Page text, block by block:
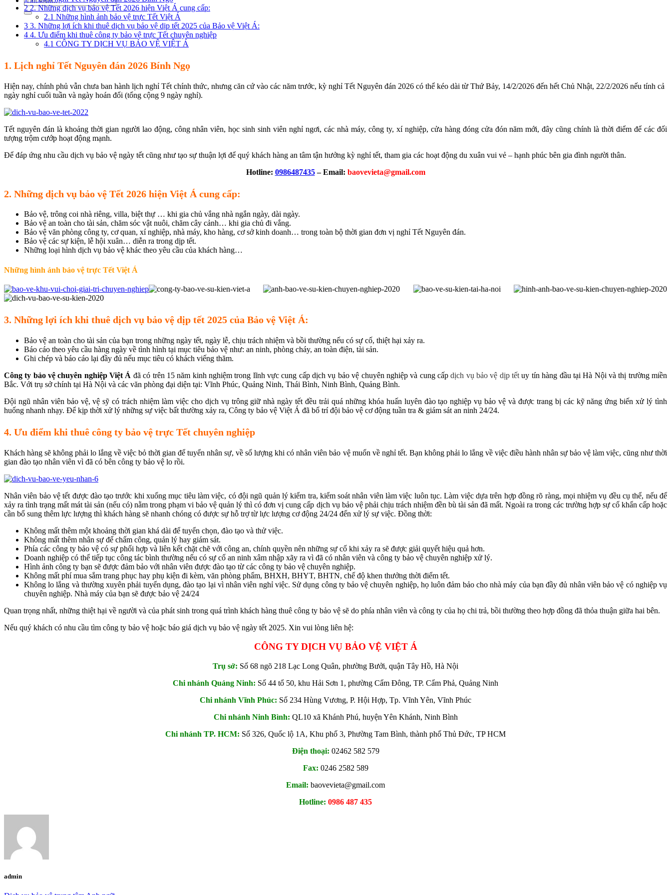
22. Những dịch vụ bảo vệ Tết 2026 hiện Việt Á cung cấp:
2.1 Những hình ảnh bảo vệ trực Tết Việt Á
3 3. Những lợi ích khi thuê dịch vụ bảo vệ dịp tết 2025 của Bảo vệ Việt Á:
4 4. Ưu điểm khi thuê công ty bảo vệ trực Tết chuyên nghiệp
4.1 CÔNG TY DỊCH VỤ BẢO VỆ VIỆT Á
1. Lịch nghỉ Tết Nguyên đán 2026 Bính Ngọ
Hiện nay, chính phủ vẫn chưa ban hành lịch nghỉ Tết chính thức, nhưng căn cứ vào các năm trước, kỳ nghỉ Tết Nguyên đán 2026 có thể kéo dài từ Thứ Bảy, 14/2/2026 đến hết Chủ Nhật, 22/2/2026 nếu tính cả
ngày nghỉ cuối tuần và ngày hoán đổi (tổng cộng 9 ngày nghỉ).
Tết nguyên đán là khoảng thời gian người lao động, công nhân viên, học sinh sinh viên nghỉ ngơi, các nhà máy, công ty, xí nghiệp, cửa hàng đóng cửa đón năm mới, đây cũng chính là thời điểm để các đối
tượng trộm cướp hoạt động mạnh.
Để đáp ứng nhu cầu dịch vụ bảo vệ ngày tết cũng như tạo sự thuận lợi để quý khách hàng an tâm tận hưởng kỳ nghỉ tết, tham gia các hoạt động du xuân vui vẻ – hạnh phúc bên gia đình người thân.
Hotline: 0986487435 – Email: baovevieta@gmail.com
2. Những dịch vụ bảo vệ Tết 2026 hiện Việt Á cung cấp:
Bảo vệ, trông coi nhà riêng, villa, biệt thự … khi gia chủ vắng nhà ngắn ngày, dài ngày.
Bảo vệ an toàn cho tài sản, chăm sóc vật nuôi, chăm cây cảnh… khi gia chủ đi vắng.
Bảo vệ văn phòng công ty, cơ quan, xí nghiệp, nhà máy, kho hàng, cơ sở kinh doanh… trong toàn bộ thời gian đơn vị nghỉ Tết Nguyên đán.
Bảo vệ các sự kiện, lễ hội xuân… diễn ra trong dịp tết.
Những loại hình dịch vụ bảo vệ khác theo yêu cầu của khách hàng…
Những hình ảnh bảo vệ trực Tết Việt Á
3. Những lợi ích khi thuê dịch vụ bảo vệ dịp tết 2025 của Bảo vệ Việt Á:
Bảo vệ an toàn cho tài sản của bạn trong những ngày tết, ngày lễ, chịu trách nhiệm và bồi thường nếu có sự cố, thiệt hại xảy ra.
Báo cáo theo yêu cầu hàng ngày về tình hình tại mục tiêu bảo vệ như: an ninh, phòng cháy, an toàn điện, tài sản.
Ghi chép và báo cáo lại đầy đủ nếu mục tiêu có khách viếng thăm.
Công ty bảo vệ chuyên nghiệp Việt Á đã có trên 15 năm kinh nghiệm trong lĩnh vực cung cấp dịch vụ bảo vệ chuyên nghiệp và cung cấpdịch vụ bảo vệ dịp tết uy tín hàng đầu tại Hà Nội và thị trường miền
Bắc. Với trụ sở chính tại Hà Nội và các văn phòng đại diện tại: Vĩnh Phúc, Quảng Ninh, Thái Bình, Ninh Bình, Quảng Bình.
Đội ngũ nhân viên bảo vệ, vệ sỹ có trách nhiệm làm việc cho dịch vụ trông giữ nhà ngày tết đều trải quá những khóa huấn luyên đào tạo nghiệp vụ bảo vệ và được trang bị các kỹ năng ứng biến xử lý tình
huống nhanh nhạy. Để kịp thời xử lý những sự việc bất thường xảy ra, Công ty bảo vệ Việt Á đã bố trí đội bảo vệ cơ động tuần tra & giám sát an ninh 24/24.
4. Ưu điểm khi thuê công ty bảo vệ trực Tết chuyên nghiệp
Khách hàng sẽ không phải lo lắng về việc bỏ thời gian để tuyển nhân sự, về số lượng khi có nhân viên bảo vệ muốn về nghỉ tết. Bạn không phải lo lắng về việc điều hành nhân sự bảo vệ làm việc, cũng như thời
gian đào tạo nhân viên vì đã có bên công ty bảo vệ lo rồi.
Nhân viên bảo vệ tết được đào tạo trước khi xuống mục tiêu làm việc, có đội ngũ quản lý kiểm tra, kiểm soát nhân viên làm việc luôn tục. Làm việc dựa trên hợp đồng rõ ràng, mọi nhiệm vụ đều cụ thể, nếu để
xảy ra tình trạng mất mát tài sản (nếu có) nằm trong phạm vi bảo vệ quản lý thì có đơn vị cung cấp dịch vụ bảo vệ phải chịu trách nhiệm đền bù tài sản đã mất. Ngoài ra trong các trường hợp sự cố khẩn cấp hoặc
cần bổ sung thêm lực lượng thì khách hàng sẽ nhanh chóng có được sự hỗ trợ từ lực lượng cơ động 24/24 đến xử lý sự việc. Đồng thời:
Không mất thêm một khoảng thời gian khá dài để tuyển chọn, đào tạo và thử việc.
Không mất thêm nhân sự để chấm công, quản lý hay giám sát.
Phía các công ty bảo vệ có sự phối hợp và liên kết chặt chẽ với công an, chính quyền nên những sự cố khi xảy ra sẽ được giải quyết hiệu quả hơn.
Doanh nghiệp có thể tiếp tục công tác bình thường nếu có sự cố an ninh xâm nhập xãy ra vì đã có nhân viên và công ty bảo vệ chuyên nghiệp xử lý.
Hình ảnh công ty bạn sẽ được đảm bảo với nhân viên được đào tạo từ các công ty bảo vệ chuyên nghiệp.
Không mất phí mua sắm trang phục hay phụ kiện đi kèm, văn phòng phẩm, BHXH, BHYT, BHTN, chế độ khen thưởng thời điểm tết.
Không lo lắng và thường xuyên phải tuyển dụng, đào tạo lại vì nhân viên nghỉ việc. Sử dụng công ty bảo vệ chuyên nghiệp, họ luôn đảm bảo cho nhà máy của bạn đầy đủ nhân viên bảo vệ có nghiệp vụ
chuyên nghiệp. Nhà máy của bạn sẽ được bảo vệ 24/24
Quan trọng nhất, những thiệt hại về người và của phát sinh trong quá trình khách hàng thuê công ty bảo vệ sẽ do phía nhân viên và công ty của họ chi trả, bồi thường theo hợp đồng đã thỏa thuận giữa hai bên.
Nếu quý khách có nhu cầu tìm công ty bảo vệ hoặc báo giá dịch vụ bảo vệ ngày tết 2025. Xin vui lòng liên hệ:
CÔNG TY DỊCH VỤ BẢO VỆ VIỆT Á
Trụ sở: Số 68 ngõ 218 Lạc Long Quân, phường Bưởi, quận Tây Hồ, Hà Nội
Chi nhánh Quảng Ninh: Số 44 tổ 50, khu Hải Sơn 1, phường Cẩm Đông, TP. Cẩm Phả, Quảng Ninh
Chi nhánh Vĩnh Phúc: Số 234 Hùng Vương, P. Hội Hợp, Tp. Vĩnh Yên, Vĩnh Phúc
Chi nhánh Ninh Bình: QL10 xã Khánh Phú, huyện Yên Khánh, Ninh Bình
Chi nhánh TP. HCM: Số 326, Quốc lộ 1A, Khu phố 3, Phường Tam Bình, thành phố Thủ Đức, TP HCM
Điện thoại: 02462 582 579
Fax: 0246 2582 589
Email: baovevieta@gmail.com
Hotline: 0986 487 435
admin